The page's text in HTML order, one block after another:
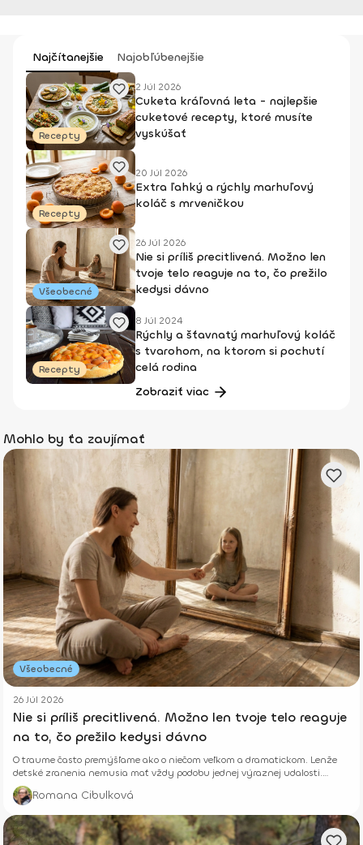
Najčítanejšie Najobľúbenejšie
Recepty
2 Júl 2026
Cuketa kráľovná leta - najlepšie
cuketové recepty, ktoré musíte
vyskúšať
Recepty
20 Júl 2026
Extra ľahký a rýchly marhuľový
koláč s mrveničkou
Všeobecné
26 Júl 2026
Nie si príliš precitlivená. Možno len
tvoje telo reaguje na to, čo prežilo
kedysi dávno
Recepty
8 Júl 2024
Rýchly a šťavnatý marhuľový koláč
s tvarohom, na ktorom si pochutí
celá rodina
Zobraziť viac
Mohlo by ťa zaujímať
Všeobecné
26 Júl 2026
Nie si príliš precitlivená. Možno len tvoje telo reaguje
na to, čo prežilo kedysi dávno
O traume často premýšľame ako o niečom veľkom a dramatickom. Lenže
detské zranenia nemusia mať vždy podobu jednej výraznej udalosti.
Niekedy rastú potichu.
Romana Cibulková